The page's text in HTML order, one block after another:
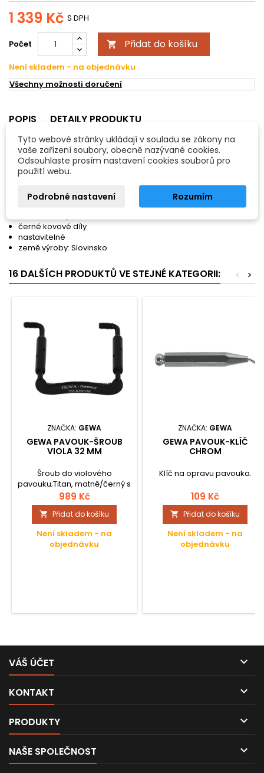
1 339 Kč S DPH
Počet  Přidat do košíku
Není skladem - na objednávku
Všechny možnosti doručení
POPIS DETAILY PRODUKTU
Augustin Standard viola - ramenní opěrka
pro violu
určeno pro: violu
pěnová podložka
černé kovové díly
nastavitelné
země výroby: Slovinsko
16 DALŠÍCH PRODUKTŮ VE STEJNÉ KATEGORII: >
<
ZNAČKA: GEWA
GEWA PAVOUK-ŠROUB
VIOLA 32 MM
Šroub do violového
pavouku;Titan, matně/černý s
hedvábným leskem;
989 Kč
 Přidat do košíku
Není skladem - na
objednávku
ZNAČKA: GEWA
GEWA PAVOUK-KLÍČ
CHROM
Klíč na opravu pavouka.
109 Kč
 Přidat do košíku
Není skladem - na
objednávku
VÁŠ ÚČET 
KONTAKT 
PRODUKTY 
NAŠE SPOLEČNOST 
Tyto webové stránky ukládají v souladu se zákony na
vaše zařízení soubory, obecně nazývané cookies.
Odsouhlaste prosím nastavení cookies souborů pro
použití webu.
Podrobné nastavení Rozumím